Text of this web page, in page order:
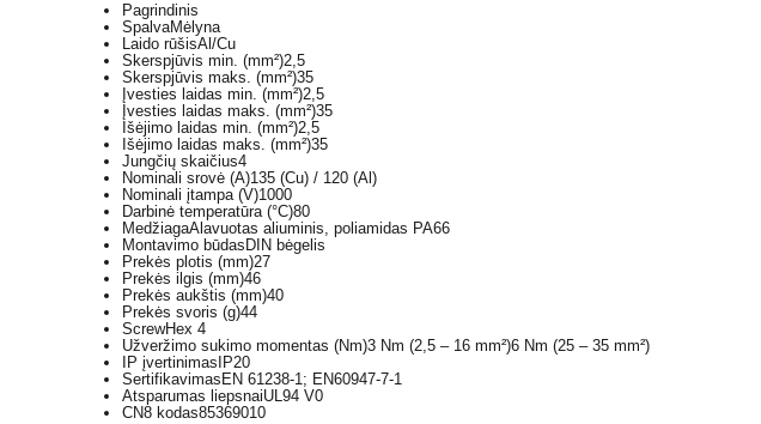
Pagrindinis
SpalvaMėlyna
Laido rūšisAl/Cu
Skerspjūvis min. (mm²)2,5
Skerspjūvis maks. (mm²)35
Įvesties laidas min. (mm²)2,5
Įvesties laidas maks. (mm²)35
Išėjimo laidas min. (mm²)2,5
Išėjimo laidas maks. (mm²)35
Jungčių skaičius4
Nominali srovė (A)135 (Cu) / 120 (Al)
Nominali įtampa (V)1000
Darbinė temperatūra (°C)80
MedžiagaAlavuotas aliuminis, poliamidas PA66
Montavimo būdas DIN bėgelis
Prekės plotis (mm)27
Prekės ilgis (mm)46
Prekės aukštis (mm)40
Prekės svoris (g)44
ScrewHex 4
Užveržimo sukimo momentas (Nm)3 Nm (2,5 – 16 mm²)6 Nm (25 – 35 mm²)
IP įvertinimas IP20
Sertifikavimas EN 61238-1; EN60947-7-1
Atsparumas liepsnaiUL94 V0
CN8 kodas85369010